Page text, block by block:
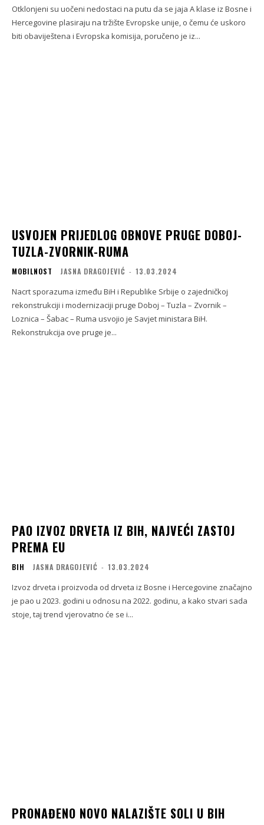
Otklonjeni su uočeni nedostaci na putu da se jaja A klase iz Bosne i
Hercegovine plasiraju na tržište Evropske unije, o čemu će uskoro
biti obaviještena i Evropska komisija, poručeno je iz...
USVOJEN PRIJEDLOG OBNOVE PRUGE DOBOJ-
TUZLA-ZVORNIK-RUMA
MOBILNOST JASNA DRAGOJEVIĆ - 13.03.2024
Nacrt sporazuma između BiH i Republike Srbije o zajedničkoj
rekonstrukciji i modernizaciji pruge Doboj – Tuzla – Zvornik –
Loznica – Šabac – Ruma usvojio je Savjet ministara BiH.
Rekonstrukcija ove pruge je...
PAO IZVOZ DRVETA IZ BIH, NAJVEĆI ZASTOJ
PREMA EU
BIH JASNA DRAGOJEVIĆ - 13.03.2024
Izvoz drveta i proizvoda od drveta iz Bosne i Hercegovine značajno
je pao u 2023. godini u odnosu na 2022. godinu, a kako stvari sada
stoje, taj trend vjerovatno će se i...
PRONAĐENO NOVO NALAZIŠTE SOLI U BIH